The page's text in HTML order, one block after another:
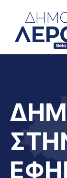
Αρχική
Διαφάνεια
Το
Νησί
Μας